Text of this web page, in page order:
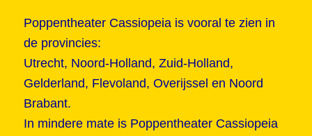
Poppentheater Cassiopeia is vooral te zien in
de provincies:
Utrecht, Noord-Holland, Zuid-Holland,
Gelderland, Flevoland, Overijssel en Noord
Brabant.
In mindere mate is Poppentheater Cassiopeia